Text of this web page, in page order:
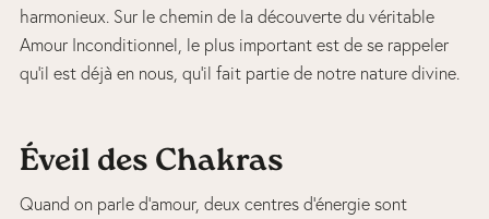
harmonieux. Sur le chemin de la découverte du véritable
Amour Inconditionnel, le plus important est de se rappeler
qu’il est déjà en nous, qu’il fait partie de notre nature divine.
Éveil des Chakras
Quand on parle d’amour, deux centres d’énergie sont